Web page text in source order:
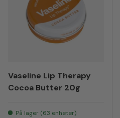
Vaseline Lip Therapy
Cocoa Butter 20g
På lager (63 enheter)